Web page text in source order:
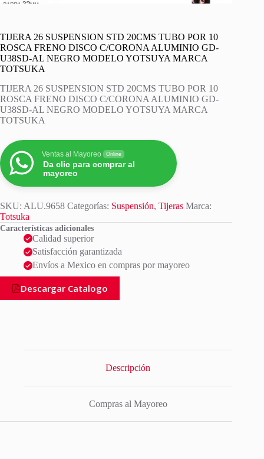
TIJERA 26 SUSPENSION STD 20CMS TUBO POR 10
ROSCA FRENO DISCO C/CORONA ALUMINIO GD-
U38SD-AL NEGRO MODELO YOTSUYA MARCA
TOTSUKA
TIJERA 26 SUSPENSION STD 20CMS TUBO POR 10
ROSCA FRENO DISCO C/CORONA ALUMINIO GD-
U38SD-AL NEGRO MODELO YOTSUYA MARCA
TOTSUKA
Ventas al Mayoreo Online
Da clic para comprar al
mayoreo
SKU: ALU.9658 Categorías: Suspensión, Tijeras Marca:
Totsuka
Características adicionales
Calidad superior
Satisfacción garantizada
Envíos a Mexico en compras por mayoreo
Descargar Catalogo
Descripción
Compras al Mayoreo